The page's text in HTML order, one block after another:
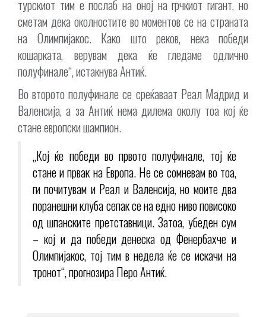
турскиот тим е послаб на оној на грчкиот гигант, но
сметам дека околностите во моментов се на страната
на Олимпијакос. Како што реков, нека победи
кошарката, верувам дека ќе гледаме одлично
полуфинале“, истакнува Антиќ.
Во второто полуфинале се среќаваат Реал Мадрид и
Валенсија, а за Антиќ нема дилема околу тоа кој ќе
стане европски шампион.
„Кој ќе победи во првото полуфинале, тој ќе
стане и првак на Европа. Не се сомневам во тоа,
ги почитувам и Реал и Валенсија, но моите два
поранешни клуба сепак се на едно ниво повисоко
од шпанските претставници. Затоа, убеден сум
– кој и да победи денеска од Фенербахче и
Олимпијакос, тој тим в недела ќе се искачи на
тронот“, прогнозира Перо Антиќ.